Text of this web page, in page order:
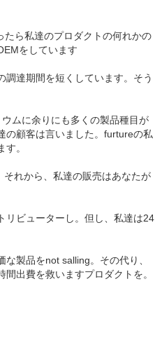
ら私達のプロダクトの何れかの
をしています
達期間を短くしています。そう
ムに余りにも多くの製品種目が
の顧客は言いました。furtureの私
。
れから、私達の販売はあなたが
リビューターし。但し、私達は24
製品をnot salling。その代り、
出費を救いますプロダクトを。